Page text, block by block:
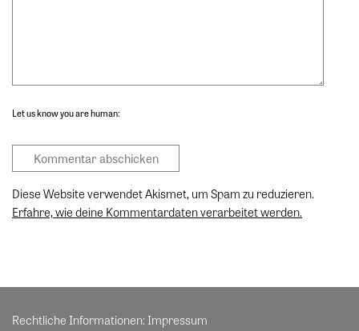
Let us know you are human:
Diese Website verwendet Akismet, um Spam zu reduzieren.
Erfahre, wie deine Kommentardaten verarbeitet werden.
Rechtliche Informationen: Impressum